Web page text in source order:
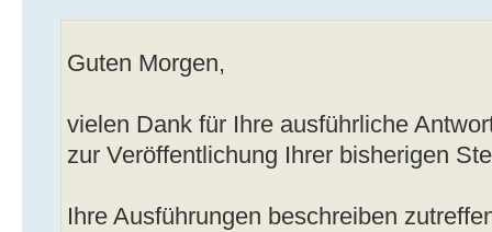
Guten Morgen,
vielen Dank für Ihre ausführliche
zur Veröffentlichung Ihrer bisherigen
Ihre Ausführungen beschreiben